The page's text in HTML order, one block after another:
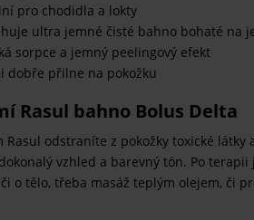
pro chodidla a lokty
ultra jemné čisté bahno bohaté na
sorpce a jemný peelingový efekt
dobře přilne na pokožku
Rasul bahno Bolus Delta
Rasul odstraníte z pokožky toxické
vzhled a barevný tón. Po
o tělo, třeba masáž teplým olejem, či